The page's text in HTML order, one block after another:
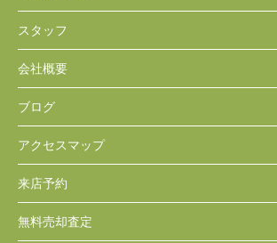
スタッフ
会社概要
ブログ
アクセスマップ
来店予約
無料売却査定